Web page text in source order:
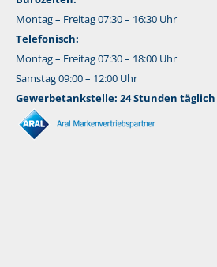
Montag – Freitag 07:30 – 16:30 Uhr
Telefonisch:
Montag – Freitag 07:30 – 18:00 Uhr
Samstag 09:00 – 12:00 Uhr
Gewerbetankstelle: 24 Stunden täglich